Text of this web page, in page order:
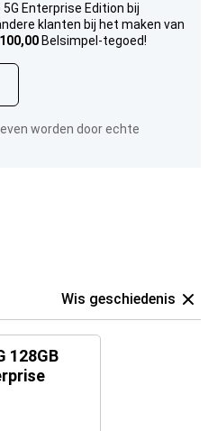
5G Enterprise Edition bij
klanten bij het maken van
Belsimpel-tegoed!
worden door echte
Wis geschiedenis
128GB